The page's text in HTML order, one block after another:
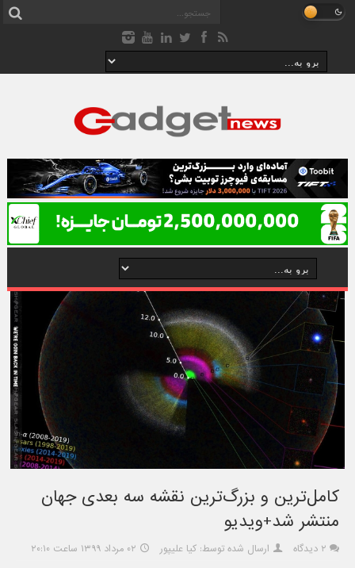
کامل‌ترین و بزرگ‌ترین نقشه سه بعدی جهان
منتشر شد+ویدیو
۲ دیدگاه ارسال شده توسط: کیا علیپور ۰۲ مرداد ۱۳۹۹ ساعت ۲۰:۱۰